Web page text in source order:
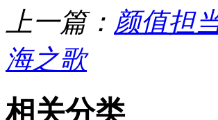
上一篇： 颜值担
海之歌
相关分类